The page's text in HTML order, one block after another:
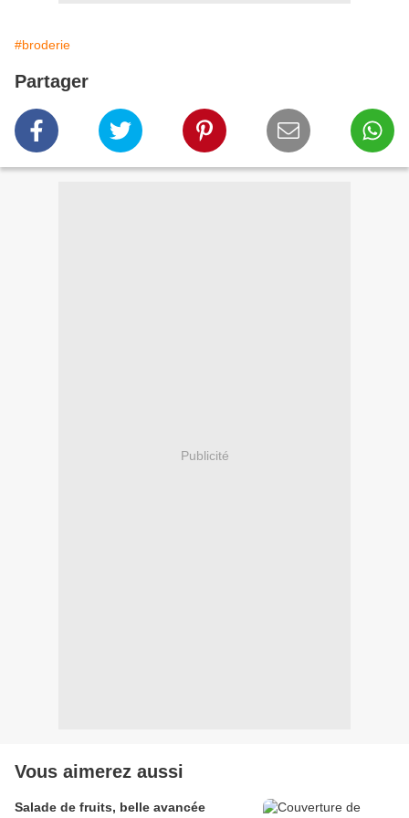
#broderie
Partager
Publicité
Vous aimerez aussi
Salade de fruits, belle avancée